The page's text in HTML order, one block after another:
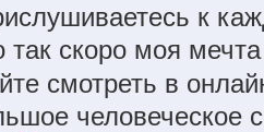
к
так скоро моя
смотреть в
человеческое